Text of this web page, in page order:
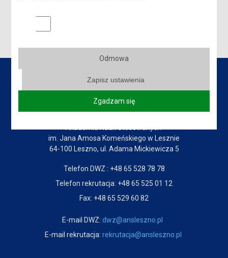
Dane kontaktowe
im. Jana Amosa Komeńskiego w Lesznie
64-100 Leszno, ul. Adama Mickiewicza 5
Telefon DWZ : +48 65 528 78 78
Telefon rekrutacja: +48 65 525 01 12
Fax: +48 65 529 60 82
E-mail DWZ: dwz@ansleszno.pl
E-mail rekrutacja: rekrutacja@ansleszno.pl
Marketingowe pliki cookies
Odmowa
Zapisz ustawienia
Zgadzam się